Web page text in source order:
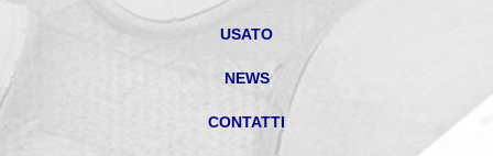
USATO
NEWS
CONTATTI